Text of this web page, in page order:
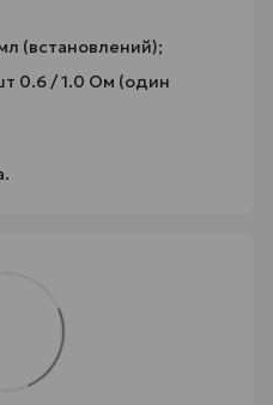
(встановлений);
0.6 / 1.0 Ом (один